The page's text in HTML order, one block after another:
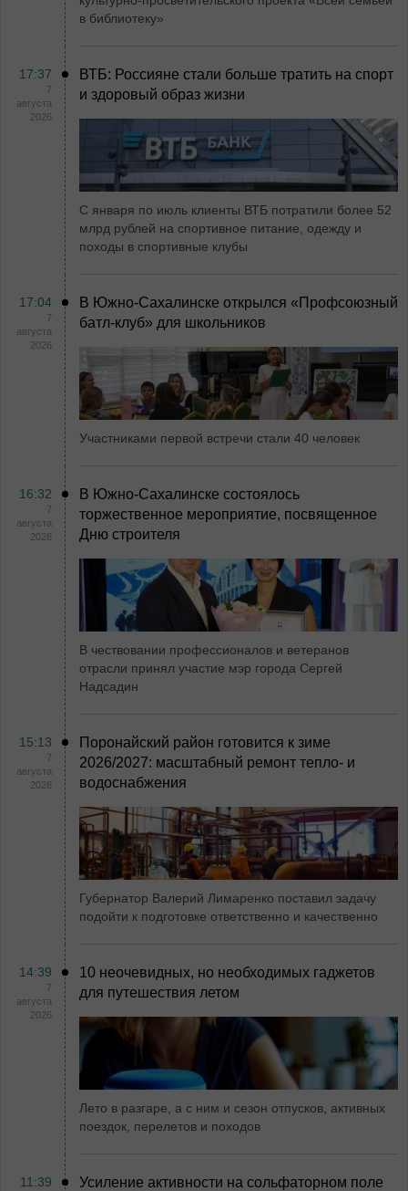
в библиотеку»
17:37
7
августа
2026
ВТБ: Россияне стали больше тратить на спорт
и здоровый образ жизни
С января по июль клиенты ВТБ потратили более 52
млрд рублей на спортивное питание, одежду и
походы в спортивные клубы
17:04
7
августа
2026
В Южно-Сахалинске открылся «Профсоюзный
батл-клуб» для школьников
Участниками первой встречи стали 40 человек
16:32
7
августа
2026
В Южно-Сахалинске состоялось
торжественное мероприятие, посвященное
Дню строителя
В чествовании профессионалов и ветеранов
отрасли принял участие мэр города Сергей
Надсадин
15:13
7
августа
2026
Поронайский район готовится к зиме
2026/2027: масштабный ремонт тепло- и
водоснабжения
Губернатор Валерий Лимаренко поставил задачу
подойти к подготовке ответственно и качественно
14:39
7
августа
2026
10 неочевидных, но необходимых гаджетов
для путешествия летом
Лето в разгаре, а с ним и сезон отпусков, активных
поездок, перелетов и походов
11:39
Усиление активности на сольфаторном поле